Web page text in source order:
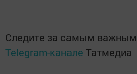
Следите за самым
Telegram-канале Татмедиа